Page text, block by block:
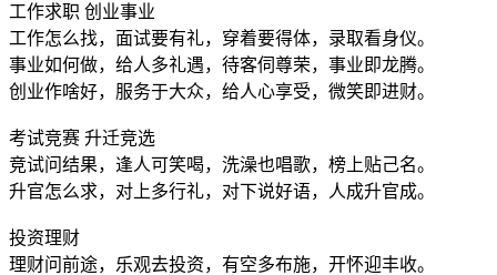
工作求职 创业事业
工作怎么找，面试要有礼，穿着要得体，录取看身仪。
事业如何做，给人多礼遇，待客伺尊荣，事业即龙腾。
创业作啥好，服务于大众，给人心享受，微笑即进财。
考试竞赛 升迁竞选
竞试问结果，逢人可笑喝，洗澡也唱歌，榜上贴己名。
升官怎么求，对上多行礼，对下说好语，人成升官成。
投资理财
理财问前途，乐观去投资，有空多布施，开怀迎丰收。